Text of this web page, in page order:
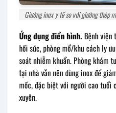
Giường inox y tế so với giường
Ứng dụng điển hình. Bệnh viện
hồi sức, phòng mổ/khu cách ly
soát nhiễm khuẩn. Phòng khám
tại nhà vẫn nên dùng inox để
mốc, đặc biệt với người cao tuổi
xuyên.